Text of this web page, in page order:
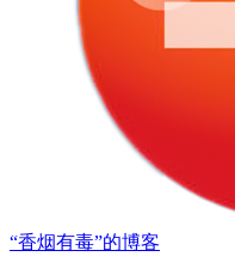
“香烟有毒”的博客